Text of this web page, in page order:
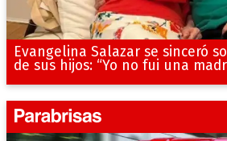
Evangelina Salazar se sinceró
de sus hijos: “Yo no fui una